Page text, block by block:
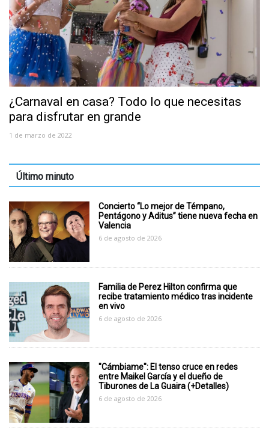
¿Carnaval en casa? Todo lo que necesitas
para disfrutar en grande
1 de marzo de 2022
Último minuto
Concierto “Lo mejor de Témpano,
Pentágono y Aditus” tiene nueva fecha en
Valencia
6 de agosto de 2026
Familia de Perez Hilton confirma que
recibe tratamiento médico tras incidente
en vivo
6 de agosto de 2026
"Cámbiame": El tenso cruce en redes
entre Maikel García y el dueño de
Tiburones de La Guaira (+Detalles)
6 de agosto de 2026